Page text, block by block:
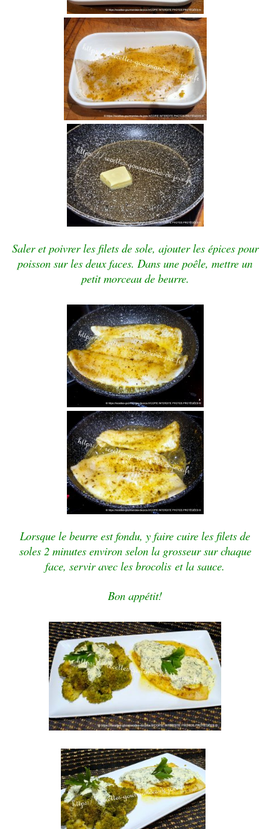
Saler et poivrer les filets de sole, ajouter les épices pour
poisson sur les deux faces. Dans une poêle, mettre un
petit morceau de beurre.
Lorsque le beurre est fondu, y faire cuire les filets de
soles 2 minutes environ selon la grosseur sur chaque
face, servir avec les brocolis et la sauce.
Bon appétit!